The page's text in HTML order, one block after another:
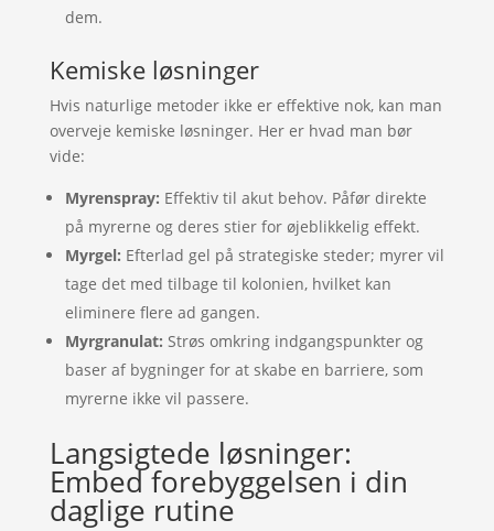
dem.
Kemiske løsninger
Hvis naturlige metoder ikke er effektive nok, kan man
overveje kemiske løsninger. Her er hvad man bør
vide:
Myrenspray: Effektiv til akut behov. Påfør direkte
på myrerne og deres stier for øjeblikkelig effekt.
Myrgel: Efterlad gel på strategiske steder; myrer vil
tage det med tilbage til kolonien, hvilket kan
eliminere flere ad gangen.
Myrgranulat: Strøs omkring indgangspunkter og
baser af bygninger for at skabe en barriere, som
myrerne ikke vil passere.
Langsigtede løsninger:
Embed forebyggelsen i din
daglige rutine